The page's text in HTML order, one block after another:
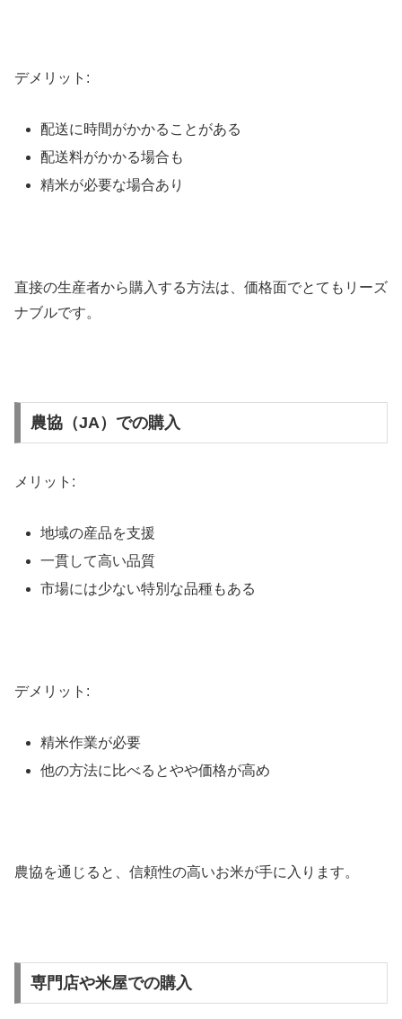
デメリット:
配送に時間がかかることがある
配送料がかかる場合も
精米が必要な場合あり
直接の生産者から購入する方法は、価格面でとてもリーズ
ナブルです。
農協（JA）での購入
メリット:
地域の産品を支援
一貫して高い品質
市場には少ない特別な品種もある
デメリット:
精米作業が必要
他の方法に比べるとやや価格が高め
農協を通じると、信頼性の高いお米が手に入ります。
専門店や米屋での購入